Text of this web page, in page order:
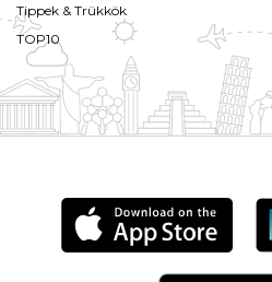
Tippek & Trükkök
TOP10